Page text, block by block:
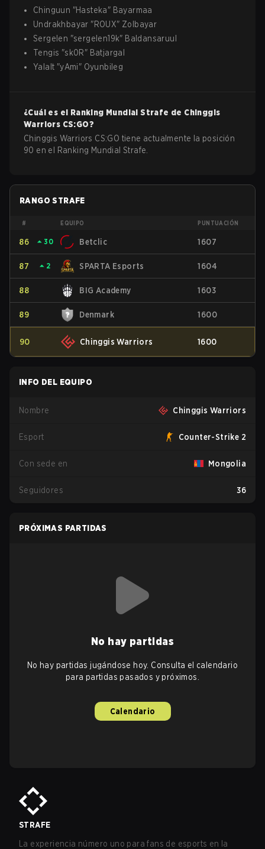
Chinguun "Hasteka" Bayarmaa
Undrakhbayar "ROUX" Zolbayar
Sergelen "sergelen19k" Baldansaruul
Tengis "sk0R" Batjargal
Yalalt "yAmi" Oyunbileg
¿Cuál es el Ranking Mundial Strafe de Chinggis
Warriors CS:GO?
Chinggis Warriors CS:GO tiene actualmente la posición
90 en el Ranking Mundial Strafe.
RANGO STRAFE
# EQUIPO PUNTUACIÓN
86 ⏶ 30 Betclic 1607
87 ⏶ 2 SPARTA Esports 1604
88 BIG Academy 1603
89 Denmark 1600
90 Chinggis Warriors 1600
INFO DEL EQUIPO
Nombre Chinggis Warriors
Esport Counter-Strike 2
Con sede en Mongolia
Seguidores 36
PRÓXIMAS PARTIDAS
No hay partidas
No hay partidas jugándose hoy. Consulta el calendario
para partidas pasados y próximos.
Calendario
STRAFE
La experiencia número uno para fans de esports en la